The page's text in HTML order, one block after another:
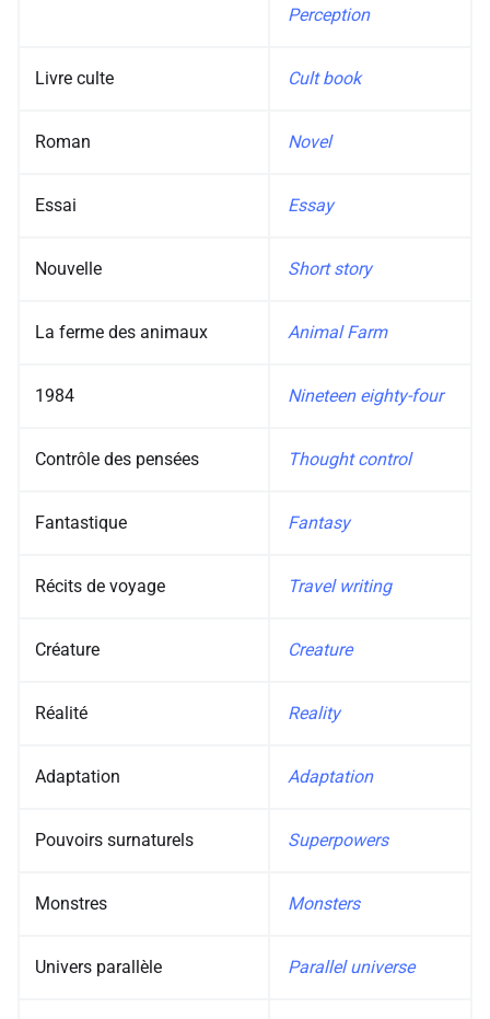
Perception
Livre culte Cult book
Roman Novel
Essai Essay
Nouvelle Short story
La ferme des animaux Animal Farm
1984 Nineteen eighty-four
Contrôle des pensées Thought control
Fantastique Fantasy
Récits de voyage Travel writing
Créature Creature
Réalité Reality
Adaptation Adaptation
Pouvoirs surnaturels Superpowers
Monstres Monsters
Univers parallèle Parallel universe